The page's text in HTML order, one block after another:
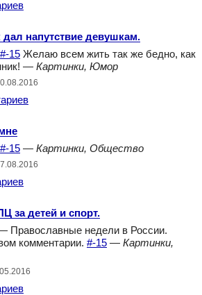
напутствие девушкам.
#-15 Желаю всем жить так же бедно, как
— Картинки, Юмор
#-15 — Картинки, Общество
за детей и спорт.
Православные недели в России.
комментарии. #-15 — Картинки,